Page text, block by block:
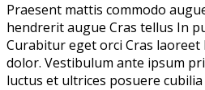
Praesent mattis commodo
hendrerit augue Cras tellus In
Curabitur eget orci Cras laoreet
dolor. Vestibulum ante ipsum
luctus et ultrices posuere